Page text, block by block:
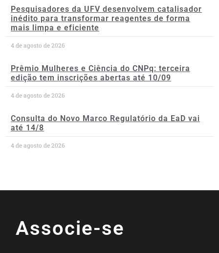
Pesquisadores da UFV desenvolvem catalisador
inédito para transformar reagentes de forma
mais limpa e eficiente
4 de agosto de 2026
Prêmio Mulheres e Ciência do CNPq: terceira
edição tem inscrições abertas até 10/09
4 de agosto de 2026
Consulta do Novo Marco Regulatório da EaD vai
até 14/8
4 de agosto de 2026
Associe-se